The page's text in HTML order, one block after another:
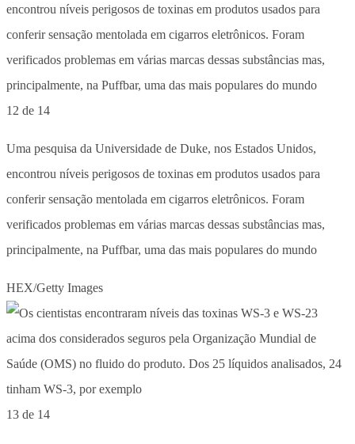
12 de 14
Uma pesquisa da Universidade de Duke, nos Estados Unidos,
encontrou níveis perigosos de toxinas em produtos usados para
conferir sensação mentolada em cigarros eletrônicos. Foram
verificados problemas em várias marcas dessas substâncias mas,
principalmente, na Puffbar, uma das mais populares do mundo
HEX/Getty Images
13 de 14